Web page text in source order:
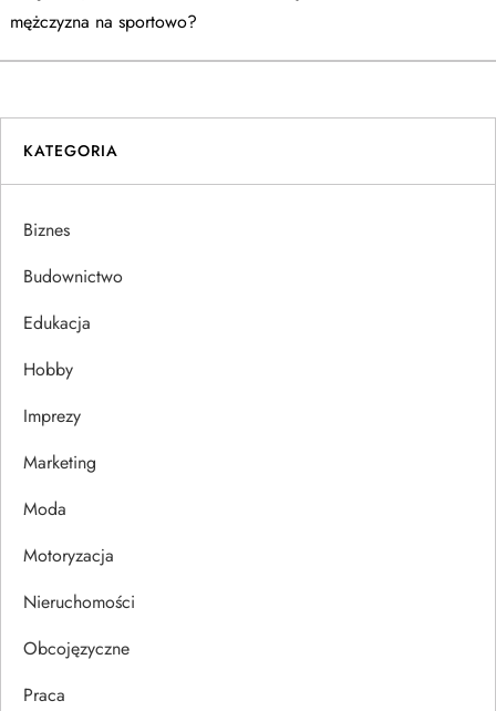
a
w
i
g
a
c
a
w
p
u
mężczyzna na sportowo?
KATEGORIA
Biznes
Budownictwo
Edukacja
Hobby
Imprezy
Marketing
Moda
Motoryzacja
Nieruchomości
Obcojęzyczne
Praca